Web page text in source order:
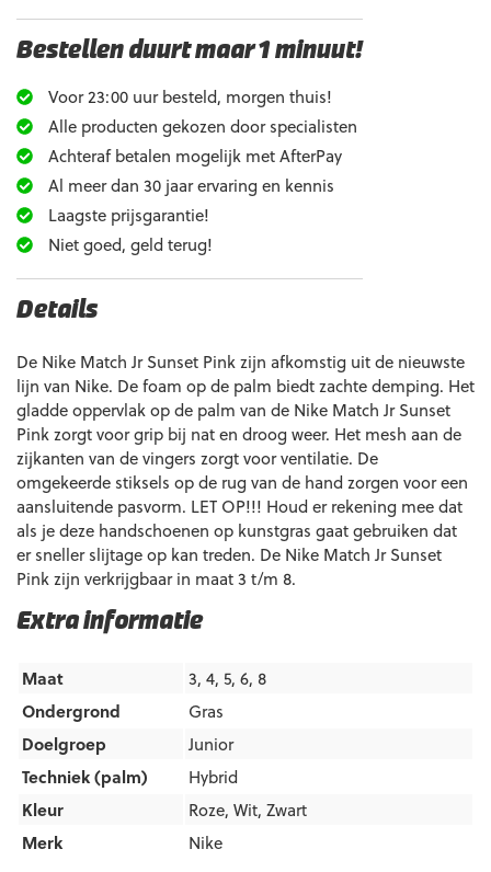
Bestellen duurt maar 1 minuut!
Voor 23:00 uur besteld, morgen thuis!
Alle producten gekozen door specialisten
Achteraf betalen mogelijk met AfterPay
Al meer dan 30 jaar ervaring en kennis
Laagste prijsgarantie!
Niet goed, geld terug!
Extra informatie
Maat
3, 4, 5, 6, 8
Ondergrond
Gras
Doelgroep
Junior
Techniek (palm)
Hybrid
Kleur
Roze, Wit, Zwart
Merk
Nike
Details
De Nike Match Jr Sunset Pink zijn afkomstig uit de nieuwste
lijn van Nike. De foam op de palm biedt zachte demping. Het
gladde oppervlak op de palm van de Nike Match Jr Sunset
Pink zorgt voor grip bij nat en droog weer. Het mesh aan de
zijkanten van de vingers zorgt voor ventilatie. De
omgekeerde stiksels op de rug van de hand zorgen voor een
aansluitende pasvorm. LET OP!!! Houd er rekening mee dat
als je deze handschoenen op kunstgras gaat gebruiken dat
er sneller slijtage op kan treden. De Nike Match Jr Sunset
Pink zijn verkrijgbaar in maat 3 t/m 8.